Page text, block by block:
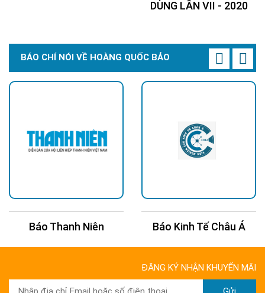
DÙNG LẦN VII - 2020
BÁO CHÍ NÓI VỀ HOÀNG QUỐC BẢO
Báo Thanh Niên Báo Kinh Tế Châu Á
ĐĂNG KÝ NHẬN KHUYẾN MÃI